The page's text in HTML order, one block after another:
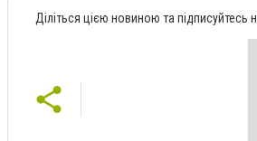
Діліться цією новиною та підписуйтесь